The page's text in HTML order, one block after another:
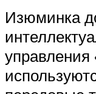
Изюминка
управления